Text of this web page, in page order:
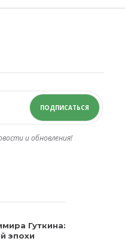
ПОДПИСАТЬСЯ
и обновления!
Гуткина:
эпохи